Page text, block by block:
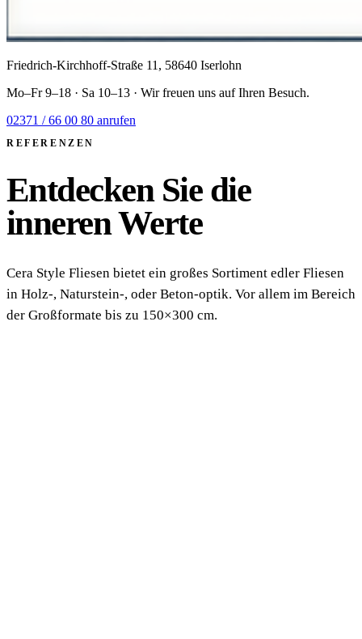
Friedrich-Kirchhoff-Straße 11 , 58640 Iserlohn
Mo–Fr 9–18 · Sa 10–13 · Wir freuen uns auf Ihren Besuch.
02371 / 66 00 80 anrufen
REFERENZEN
Entdecken Sie die
inneren Werte
Cera Style Fliesen bietet ein großes Sortiment edler Fliesen
in Holz-, Naturstein-, oder Beton-optik. Vor allem im Bereich
der Großformate bis zu 150×300 cm.